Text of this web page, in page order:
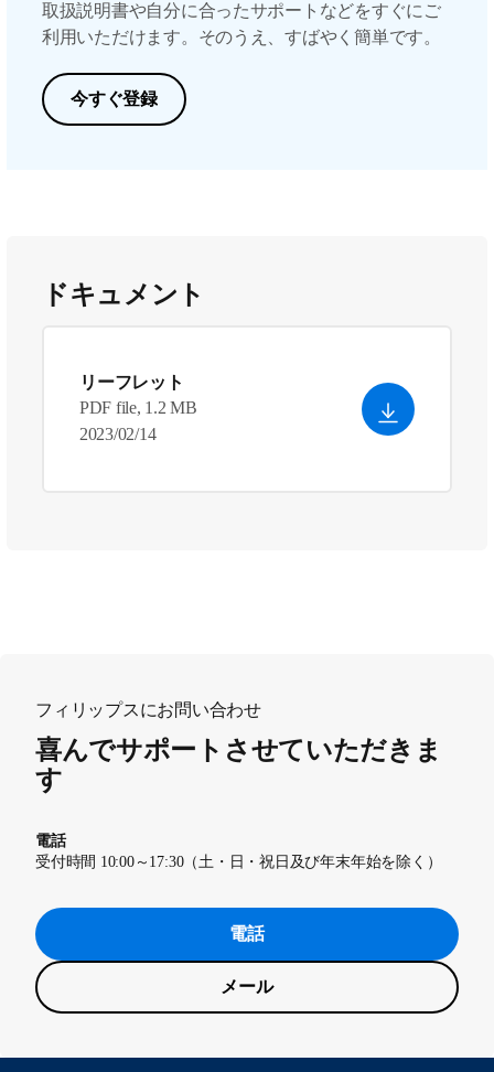
取扱説明書や自分に合ったサポートなどをすぐにご
利用いただけます。そのうえ、すばやく簡単です。
今すぐ登録
ドキュメント
リーフレット
PDF file, 1.2 MB
2023/02/14
フィリップスにお問い合わせ
喜んでサポートさせていただきま
す
電話
受付時間 10:00～17:30（土・日・祝日及び年末年始を除く）
電話
メール